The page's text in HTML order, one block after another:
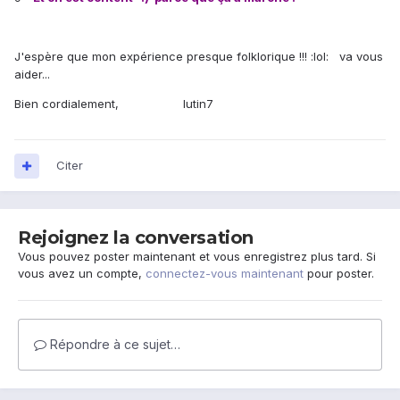
J'espère que mon expérience presque folklorique !!! :lol: va vous
aider...
Bien cordialement, lutin7
Citer
Rejoignez la conversation
Vous pouvez poster maintenant et vous enregistrez plus tard. Si
vous avez un compte, connectez-vous maintenant pour poster.
Répondre à ce sujet…